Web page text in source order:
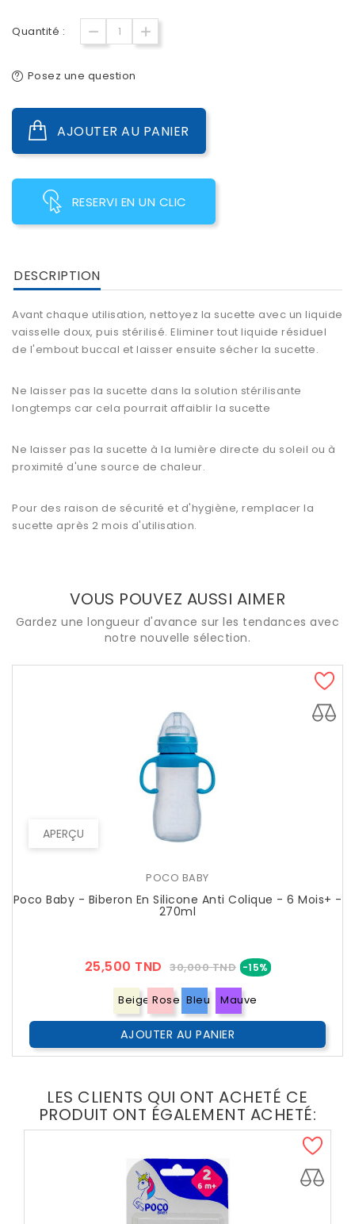
Quantité :
Posez une question
AJOUTER AU PANIER
RESERVI EN UN CLIC
DESCRIPTION
Avant chaque utilisation, nettoyez la sucette avec un liquide
vaisselle doux, puis stérilisé. Eliminer tout liquide résiduel
de l'embout buccal et laisser ensuite sécher la sucette.
Ne laisser pas la sucette dans la solution stérilisante
longtemps car cela pourrait affaiblir la sucette
Ne laisser pas la sucette à la lumière directe du soleil ou à
proximité d'une source de chaleur.
Pour des raison de sécurité et d'hygiène, remplacer la
sucette après 2 mois d'utilisation.
VOUS POUVEZ AUSSI AIMER
Gardez une longueur d'avance sur les tendances avec
notre nouvelle sélection.
APERÇU
POCO BABY
Poco Baby - Biberon En Silicone Anti Colique - 6 Mois+ -
270ml
25,500 TND Prix
Public
30,000 TND -15% Prix
Beige Rose Bleu Mauve
AJOUTER AU PANIER
LES CLIENTS QUI ONT ACHETÉ CE
PRODUIT ONT ÉGALEMENT ACHETÉ: